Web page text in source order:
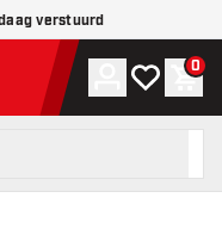
verstuurd
Account
Mijn 0